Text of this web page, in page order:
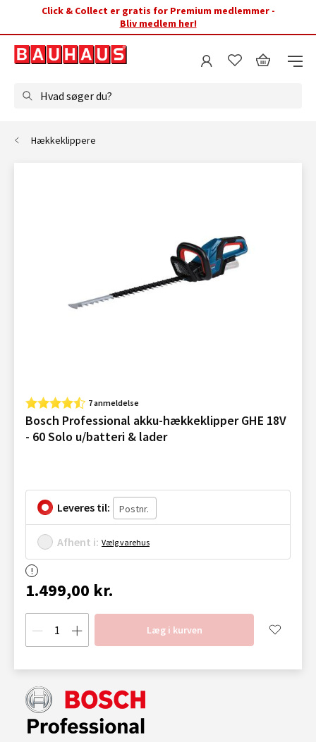
Click & Collect er gratis for Premium medlemmer -
Bliv medlem her!
Hvad søger du?
Hækkeklippere
7 anmeldelse
Bosch Professional akku-hækkeklipper GHE 18V
- 60 Solo u/batteri & lader
Leveres til:
Afhent i: Vælg varehus
1.499,00 kr.
Læg i kurven